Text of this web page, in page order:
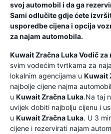
svoj automobil i da ga
Sami odlučite gdje ćete
usporedbe cijena i opcija
za najam automobila.
Kuwait Zračna LukaVodič za
svim vodećim tvrtkama za
lokalnim agencijama u Kuwait
najbolje cijene najma
u Kuwait Zračna Luka.Na taj
uvijek dobiti najbolju cijenu i
u Kuwait Zračna Luka. U 3
cijene i rezervirati najam